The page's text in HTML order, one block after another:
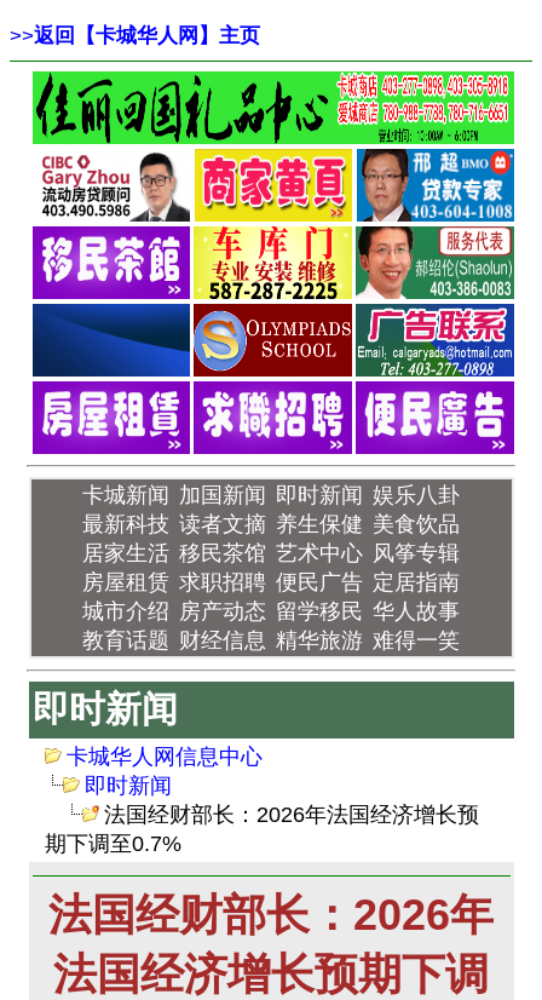
>>返回【卡城华人网】主页
卡城新闻 加国新闻 即时新闻 娱乐八卦
最新科技 读者文摘 养生保健 美食饮品
居家生活 移民茶馆 艺术中心 风筝专辑
房屋租赁 求职招聘 便民广告 定居指南
城市介绍 房产动态 留学移民 华人故事
教育话题 财经信息 精华旅游 难得一笑
即时新闻
卡城华人网信息中心
即时新闻
法国经财部长：2026年法国经济增长预
期下调至0.7%
法国经财部长：2026年
法国经济增长预期下调